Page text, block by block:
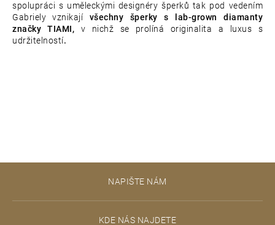
spolupráci s uměleckými designéry šperků tak pod vedením
Gabriely vznikají všechny šperky s lab-grown diamanty
značky TIAMI, v nichž se prolíná originalita a luxus s
udržitelností.
NAPIŠTE NÁM
KDE NÁS NAJDETE